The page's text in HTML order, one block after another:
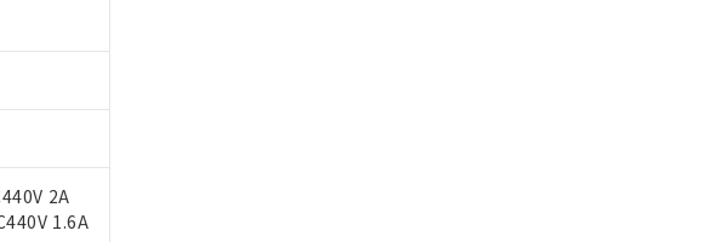
2A
1.6A
様担当のオムロン制御機器販売店・
します。
示します。
化ジフェニルエーテル類) : 1000ppm、
ル酸ブチルベンジル) : 1000ppm、
る商品（以下｢規制貨物等」とい
はその他武器並びにこれらの製造装
内容を当該第三者に通知します。